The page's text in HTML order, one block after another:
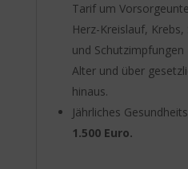
Tarif um
Herz-Kreislauf,
und
Alter und über
hinaus.
Jährliches
1.500 Euro.